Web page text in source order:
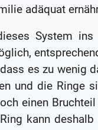
adäquat
System
es zu wenig
und die Ringe
einen
kann